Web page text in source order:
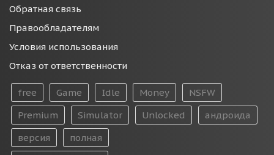
Обратная связь
Правообладателям
Условия использования
Отказ от ответственности
free Game Idle Money
NSFW
Premium
Simulator Unlocked
андроида
версия
полная